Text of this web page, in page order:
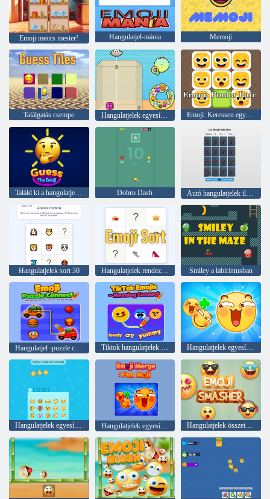
Emoji meccs mester! Hangulatjel-mánia Memoji
Találgatás csempe Hangulatjelek egyesítése Emoji: Keressen egy párot
Dobro Dash Autó hangulatjelek illesztése
Hangulatjelek sort 30 Hangulatjelek rendezése Smiley a labirintusban
Hangulatjel -puzzle connect Tiktok hangulatjelek - jelentése Csatlakozás Hangulatjelek egyesítik a moJi szórakozását
Hangulatjelek egyesítik a moJi szórakozását Hangulatjelek egyesítése: szórakoztató moji Hangulatjelek összetétele